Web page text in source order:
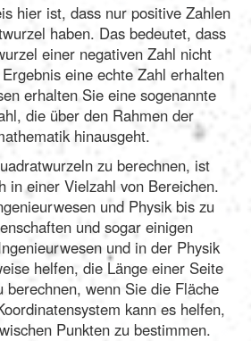
hier ist, dass nur positive Zahlen
haben. Das bedeutet, dass
einer negativen Zahl nicht
eine echte Zahl erhalten
erhalten Sie eine sogenannte
die über den Rahmen der
hinausgeht.
zu berechnen, ist
in einer Vielzahl von Bereichen.
und Physik bis zu
und sogar einigen
und in der Physik
helfen, die Länge einer Seite
berechnen, wenn Sie die Fläche
kann es helfen,
Punkten zu bestimmen.